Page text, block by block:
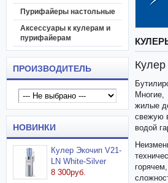
Пурифайеры настольные
Аксессуары к кулерам и
пурифайерам
ПРОИЗВОДИТЕЛЬ
НОВИНКИ
Кулер Экочип V21-
LN White-Silver
8 300руб.
Многие,
жилые
свежую
водой